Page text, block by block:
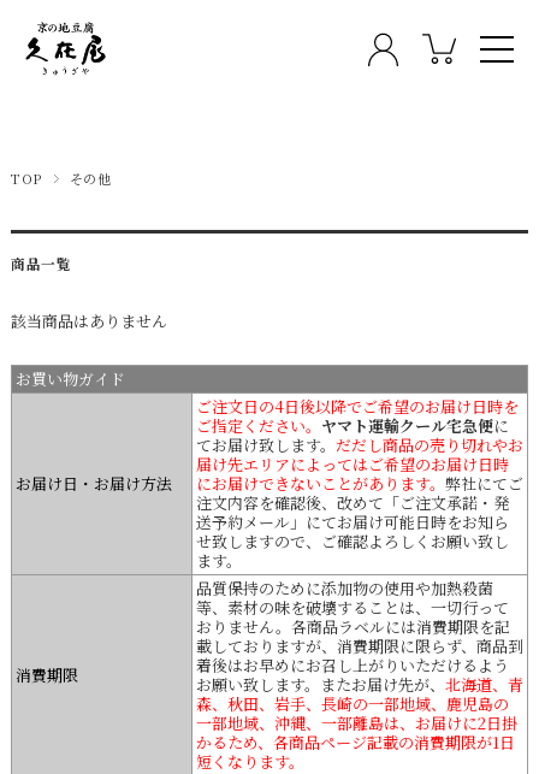
TOP その他
商品一覧
該当商品はありません
お買い物ガイド
お届け日・お届け方法
ご注文日の4日後以降でご希望のお届け日時を
ご指定ください。 ヤマト運輸クール宅急便に
てお届け致します。 だだし商品の売り切れやお
届け先エリアによってはご希望のお届け日時
にお届けできないことがあります。 弊社にてご
注文内容を確認後、改めて「ご注文承諾・発
送予約メール」にてお届け可能日時をお知ら
せ致しますので、ご確認よろしくお願い致し
ます。
消費期限
品質保持のために添加物の使用や加熱殺菌
等、素材の味を破壊することは、一切行って
おりません。各商品ラベルには消費期限を記
載しておりますが、消費期限に限らず、商品到
着後はお早めにお召し上がりいただけるよう
お願い致します。またお届け先が、 北海道、青
森、秋田、岩手、長崎の一部地域、鹿児島の
一部地域、沖縄、一部離島は、お届けに2日掛
かるため、各商品ページ記載の消費期限が1日
短くなります。